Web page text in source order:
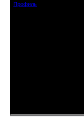
Профиль